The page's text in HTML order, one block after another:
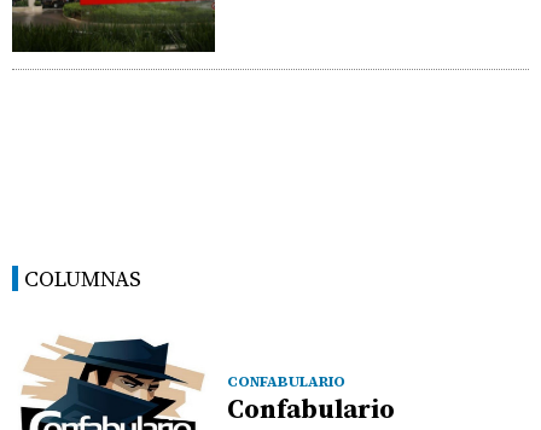
COLUMNAS
CONFABULARIO
Confabulario